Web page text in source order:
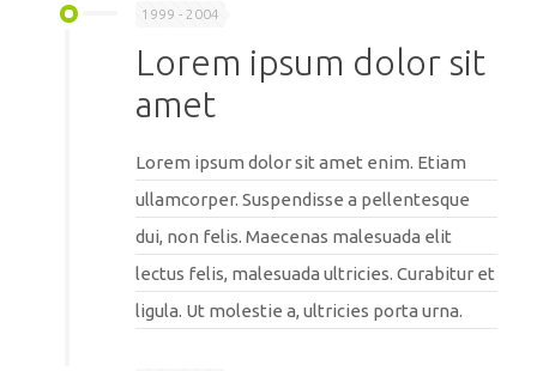
1999 - 2004
Lorem ipsum dolor sit
amet
Lorem ipsum dolor sit amet enim. Etiam
ullamcorper. Suspendisse a pellentesque
dui, non felis. Maecenas malesuada elit
lectus felis, malesuada ultricies. Curabitur et
ligula. Ut molestie a, ultricies porta urna.